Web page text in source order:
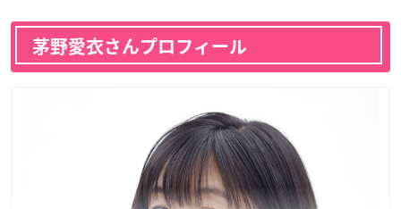
茅野愛衣さんプロフィール